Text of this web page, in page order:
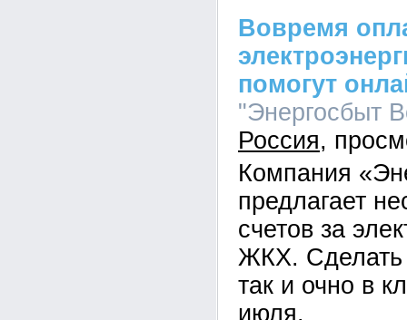
Вовремя
помогут
"Энергосбыт
Россия
Компания
предлагает
счетов за
ЖКХ. Сделать
так и очно в
июля.